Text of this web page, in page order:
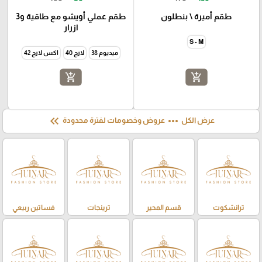
طقم أميرة \ بنطلون
S - M
add_shopping_cart
طقم عملي أويشو مع طاقية و3
ازرار
ميديوم 38 لارج 40 اكس لارج 42
add_shopping_cart
عرض الكل more_horiz عروض وخصومات لفترة محدودة keyboard_double_arrow_left
ترانشكوت قسم المحير ترينجات فساتين ربيعي